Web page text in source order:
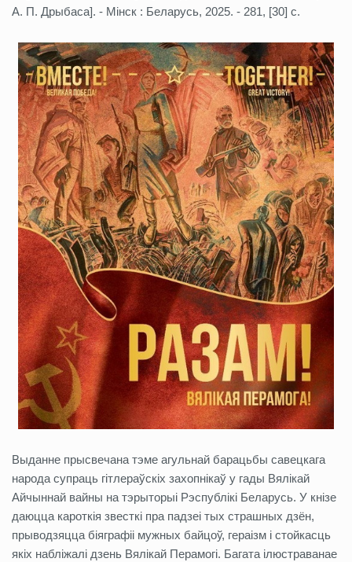
А. П. Дрыбаса]. - Мінск : Беларусь, 2025. - 281, [30] с.
Выданне прысвечана тэме агульнай барацьбы савецкага
народа супраць гітлераўскіх захопнікаў у гады Вялікай
Айчыннай вайны на тэрыторыі Рэспублікі Беларусь. У кнізе
даюцца кароткія звесткі пра падзеі тых страшных дзён,
прыводзяцца біяграфіі мужных байцоў, гераізм і стойкасць
якіх набліжалі дзень Вялікай Перамогі. Багата ілюстраванае